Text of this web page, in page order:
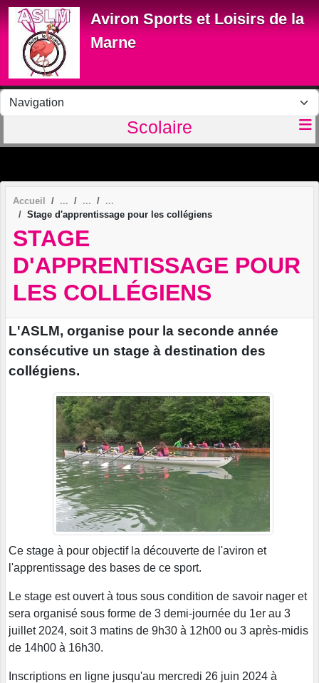
Aviron Sports et Loisirs de la
Marne
Scolaire
Accueil
Stage d'apprentissage pour les collégiens
STAGE
D'APPRENTISSAGE POUR
LES COLLÉGIENS
L'ASLM, organise pour la seconde année
consécutive un stage à destination des
collégiens.
Ce stage à pour objectif la découverte de l'aviron et
l'apprentissage des bases de ce sport.
Le stage est ouvert à tous sous condition de savoir nager et
sera organisé sous forme de 3 demi-journée du 1er au 3
juillet 2024, soit 3 matins de 9h30 à 12h00 ou 3 après-midis
de 14h00 à 16h30.
Inscriptions en ligne jusqu'au mercredi 26 juin 2024 à
Panneau de gestion des cookies